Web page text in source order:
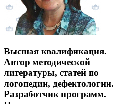
Высшая квалификация.
Автор методической
литературы, статей по
логопедии, дефектологии.
Разработчик программ.